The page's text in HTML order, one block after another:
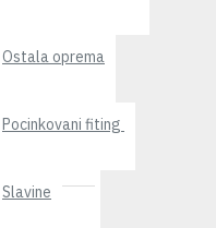
Ostala oprema
Pocinkovani fiting
Slavine
ARCO STOP INOX 3/4 FILTER ZA NEP.VENTIL